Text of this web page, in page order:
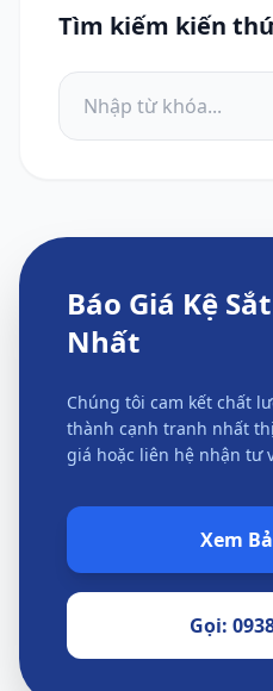
Tìm kiếm kiến
Báo Giá Kệ
Nhất
Chúng tôi cam kết chất
thành cạnh tranh nhất
giá hoặc liên hệ nhận tư
Xem
Gọi: